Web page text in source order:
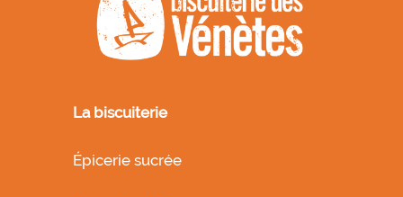
La biscuiterie
Épicerie sucrée